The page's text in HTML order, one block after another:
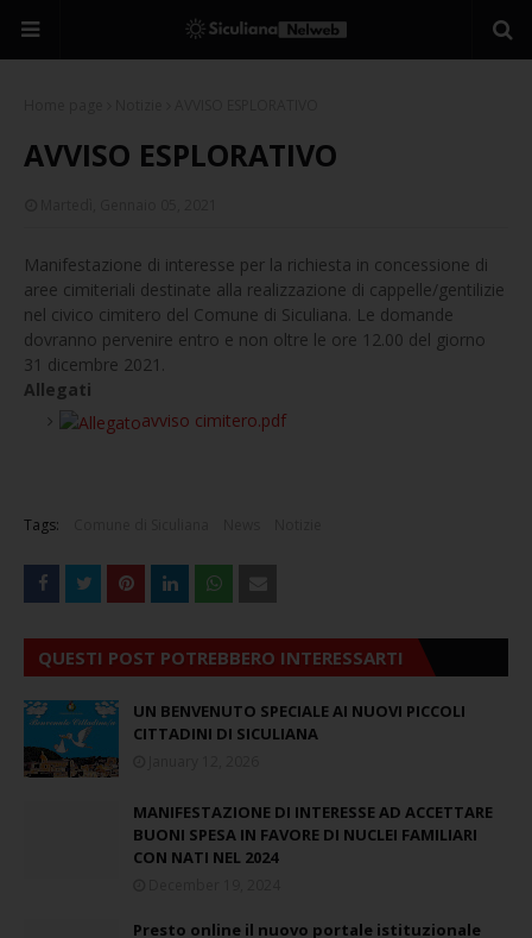
AVVISO ESPLORATIVO
Manifestazione di interesse per la richiesta in concessione di
aree cimiteriali destinate alla realizzazione di cappelle/gentilizie
nel civico cimitero del Comune di Siculiana. Le domande
dovranno pervenire entro e non oltre le ore 12.00 del giorno
31 dicembre 2021.
Allegati
avviso cimitero.pdf
Tags:
QUESTI POST POTREBBERO INTERESSARTI
UN BENVENUTO SPECIALE AI NUOVI PICCOLI
CITTADINI DI SICULIANA
MANIFESTAZIONE DI INTERESSE AD ACCETTARE
BUONI SPESA IN FAVORE DI NUCLEI FAMILIARI
CON NATI NEL 2024
Presto online il nuovo portale istituzionale